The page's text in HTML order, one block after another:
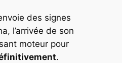
des signes
l’arrivée de son
moteur pour
.